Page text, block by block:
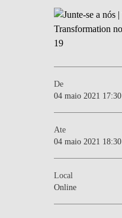
De
04 maio 2021 17:30
Ate
04 maio 2021 18:30
Local
Online